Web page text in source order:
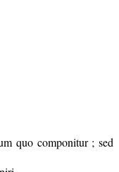
quo componitur ; sed